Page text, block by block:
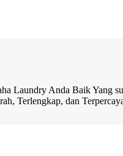
Laundry Anda Baik Yang
Terlengkap, dan